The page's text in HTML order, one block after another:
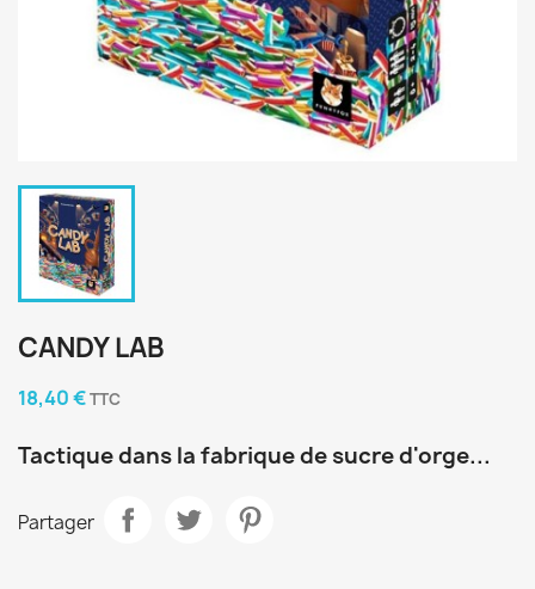
CANDY LAB
18,40 €TTC
Tactique dans la fabrique de sucre d'orge...
Partager